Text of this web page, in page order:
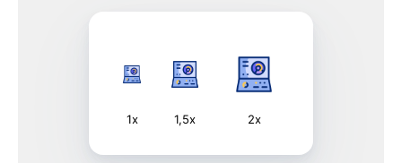
1x 1,5x 2x